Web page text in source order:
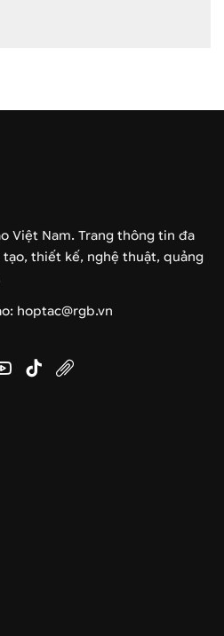
Việt Nam. Trang thông tin đa
tạo, thiết kế, nghệ thuật, quảng
hoptac@rgb.vn